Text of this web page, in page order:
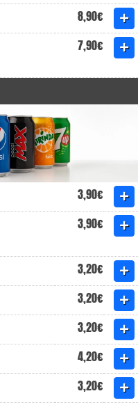
8,90€
7,90€
3,90€
3,90€
3,20€
3,20€
3,20€
4,20€
3,20€